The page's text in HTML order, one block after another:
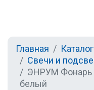
Главная Каталог
Свечи и
ЭНРУМ Фонарь
белый